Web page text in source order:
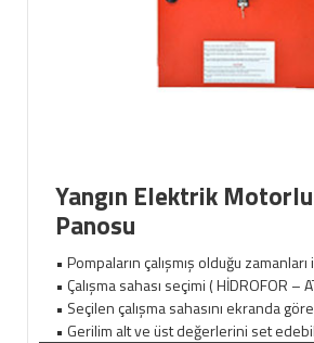
Yangın Elektrik
Panosu
• Pompaların çalışmış olduğu
• Çalışma sahası seçimi ( HİDROFOR –
• Seçilen çalışma sahasını ekranda
• Gerilim alt ve üst değerlerini set